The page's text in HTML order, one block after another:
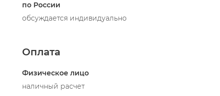
по России
обсуждается индивидуально
Оплата
Физическое лицо
наличный расчет